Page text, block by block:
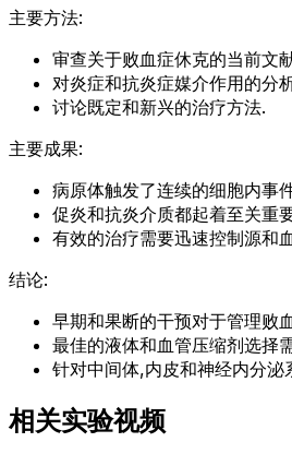
主要方法:
审查关于败血症休克的当前文
对炎症和抗炎症媒介作用的分
讨论既定和新兴的治疗方法.
主要成果:
病原体触发了连续的细胞内事
促炎和抗炎介质都起着至关重
有效的治疗需要迅速控制源和
结论:
早期和果断的干预对于管理败
最佳的液体和血管压缩剂选择
针对中间体,内皮和神经内分
相关实验视频